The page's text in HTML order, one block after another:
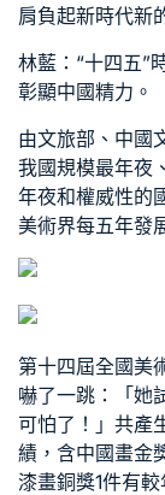
肩負起新時代新
林藍：“十四五”
彰顯中國精力。
由文旅部、中國
我國規模最年夜
年夜和權威性的
美術界每五年發
第十四屆全國美
嚇了一跳：「她
可怕了！」共產
績，含中國畫金
漆畫銅獎1件有